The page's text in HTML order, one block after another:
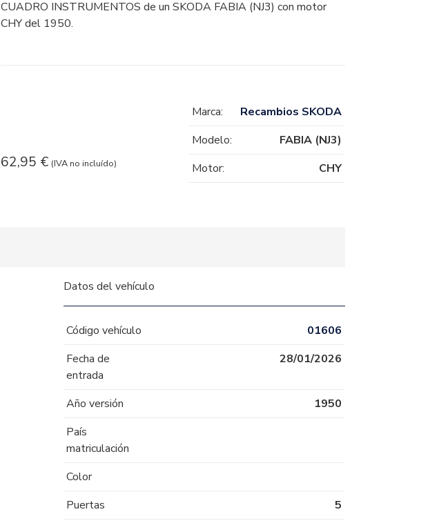
CUADRO INSTRUMENTOS de un SKODA FABIA (NJ3) con motor
CHY del 1950.
62,95 € (IVA no incluído)
Marca:
Recambios SKODA
Modelo:
FABIA (NJ3)
Motor:
CHY
Datos del vehículo
Código vehículo
01606
Fecha de
entrada
28/01/2026
Año versión
1950
País
matriculación
Color
Puertas
5